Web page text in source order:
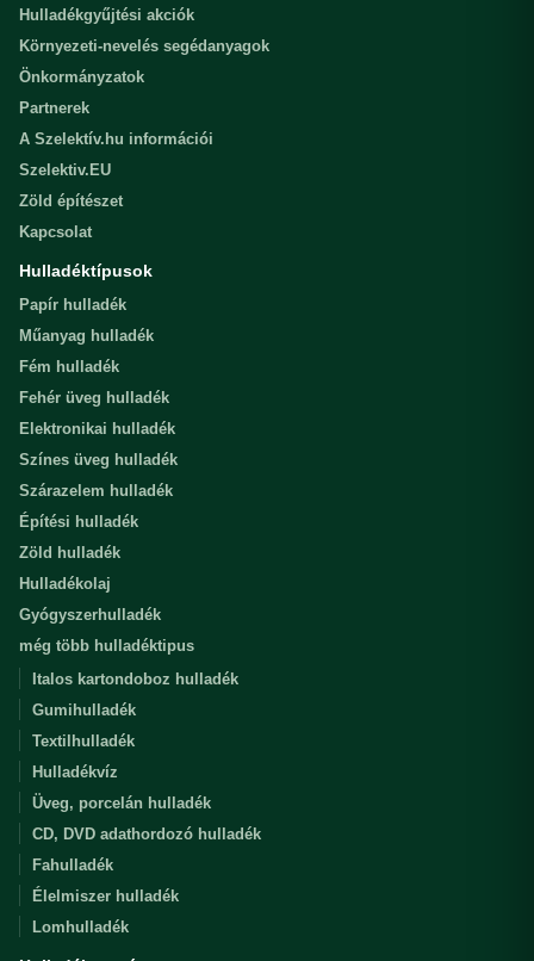
Hulladékgyűjtési akciók
Környezeti-nevelés segédanyagok
Önkormányzatok
Partnerek
A Szelektív.hu információi
Szelektiv.EU
Zöld építészet
Kapcsolat
Hulladéktípusok
Papír hulladék
Műanyag hulladék
Fém hulladék
Fehér üveg hulladék
Elektronikai hulladék
Színes üveg hulladék
Szárazelem hulladék
Építési hulladék
Zöld hulladék
Hulladékolaj
Gyógyszerhulladék
még több hulladéktipus
Italos kartondoboz hulladék
Gumihulladék
Textilhulladék
Hulladékvíz
Üveg, porcelán hulladék
CD, DVD adathordozó hulladék
Fahulladék
Élelmiszer hulladék
Lomhulladék